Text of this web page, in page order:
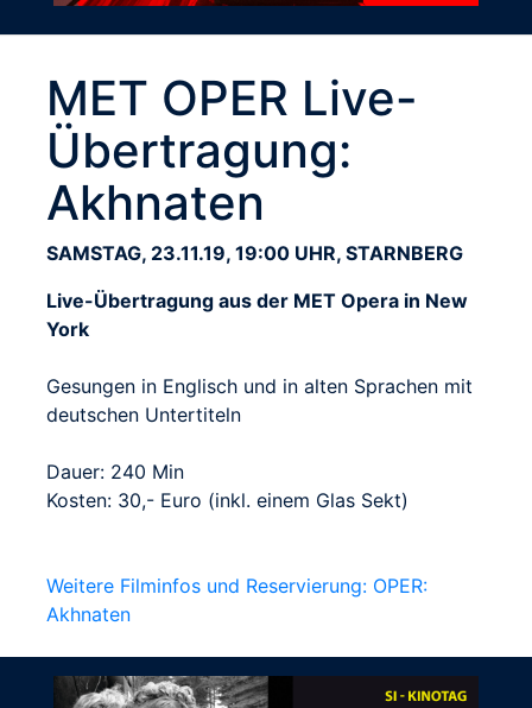
MET OPER Live-
Übertragung:
Akhnaten
SAMSTAG, 23.11.19, 19:00 UHR, STARNBERG
Live-Übertragung aus der MET Opera in New
York
Gesungen in Englisch und in alten Sprachen mit
deutschen Untertiteln
Dauer: 240 Min
Kosten: 30,- Euro (inkl. einem Glas Sekt)
Weitere Filminfos und Reservierung: OPER:
Akhnaten